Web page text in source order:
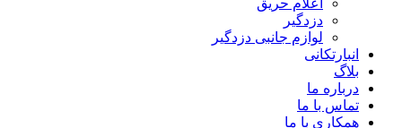
دزدگیر
لوازم جانبی دزدگیر
انبارتکانی
بلاگ
درباره ما
تماس با ما
همکاری با ما